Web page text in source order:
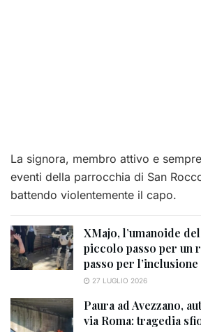
La signora, membro attivo e
eventi della parrocchia di San
battendo violentemente il capo.
XMajo, l’umanoide
piccolo passo per un
passo per l’inclusione
27 LUGLIO 2026
Paura ad Avezzano,
via Roma: tragedia